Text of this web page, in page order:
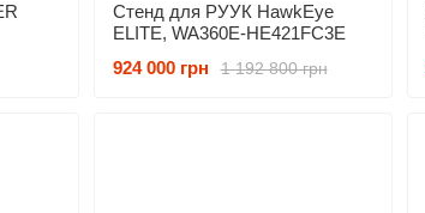
Стенд для РУУК HawkEye
ELITE, WA360E-HE421FC3E
1 192 800 грн
924 000 грн